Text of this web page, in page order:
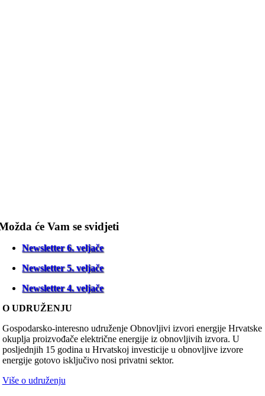
će Vam se svidjeti
Newsletter 6. veljače
Newsletter 5. veljače
Newsletter 4. veljače
O UDRUŽENJU
Gospodarsko-interesno udruženje Obnovljivi izvori energije Hrvatske
okuplja proizvođače električne energije iz obnovljivih izvora. U
posljednjih 15 godina u Hrvatskoj investicije u obnovljive izvore
energije gotovo isključivo nosi privatni sektor.
Više o udruženju